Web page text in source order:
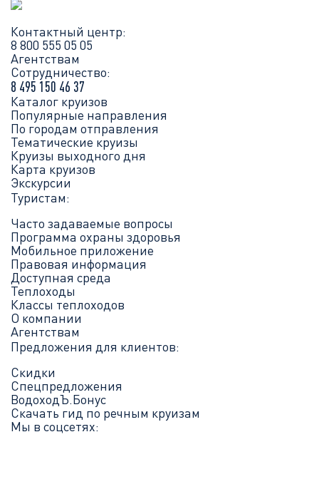
Контактный центр:
8 800 555 05 05
Агентствам
Сотрудничество:
8 495 150 46 37
Каталог круизов
Популярные направления
По городам отправления
Тематические круизы
Круизы выходного дня
Карта круизов
Экскурсии
Туристам:
Часто задаваемые вопросы
Программа охраны здоровья
Мобильное приложение
Правовая информация
Доступная среда
Теплоходы
Классы теплоходов
О компании
Агентствам
Предложения для клиентов:
Скидки
Спецпредложения
ВодоходЪ.Бонус
Скачать гид по речным круизам
Мы в соцсетях: